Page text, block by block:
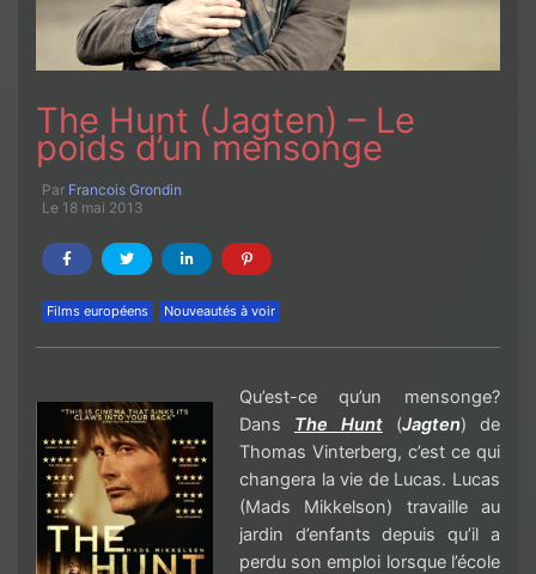
The Hunt (Jagten) – Le
poids d’un mensonge
Par Francois Grondin
Le 18 mai 2013
Films européens Nouveautés à voir
Qu’est-ce qu’un mensonge?
Dans The Hunt(Jagten) de
Thomas Vinterberg, c’est ce qui
changera la vie de Lucas. Lucas
(Mads Mikkelson) travaille au
jardin d’enfants depuis qu’il a
perdu son emploi lorsque l’école